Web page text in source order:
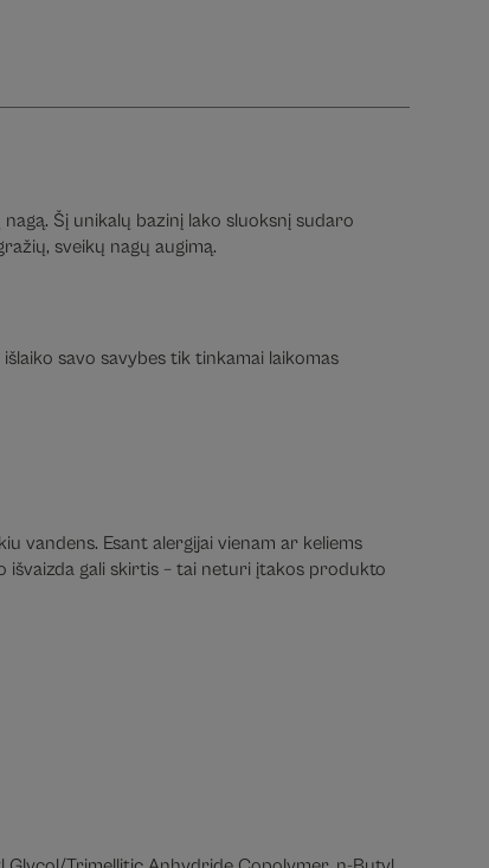
Šį unikalų bazinį lako sluoksnį sudaro
sveikų nagų augimą.
savo savybes tik tinkamai laikomas
vandens. Esant alergijai vienam ar keliems
gali skirtis – tai neturi įtakos produkto